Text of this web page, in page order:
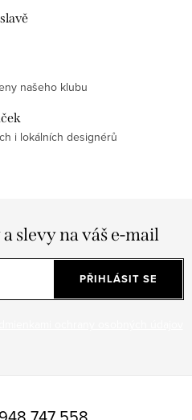
našeho klubu
i lokálních designérů
slevy na váš e-mail
PŘIHLÁSIT SE